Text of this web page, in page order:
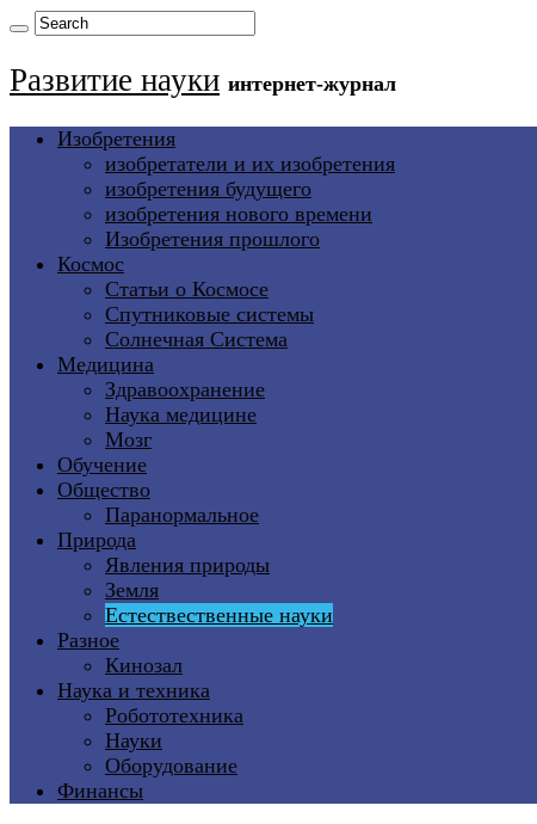
Развитие науки интернет-журнал
Изобретения
изобретатели и их изобретения
изобретения будущего
изобретения нового времени
Изобретения прошлого
Космос
Статьи о Космосе
Спутниковые системы
Солнечная Система
Медицина
Здравоохранение
Наука медицине
Мозг
Обучение
Общество
Паранормальное
Природа
Явления природы
Земля
Естествественные науки
Разное
Кинозал
Наука и техника
Робототехника
Науки
Оборудование
Финансы